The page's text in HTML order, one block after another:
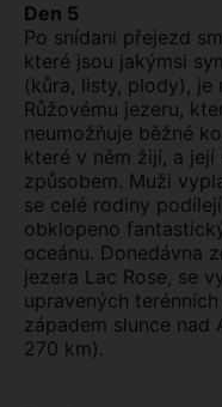
Den 5
Po snídani přejezd
které jsou jakýmsi
(kůra, listy, plody), je
Růžovému jezeru,
neumožňuje běžné
které v něm žijí, a
způsobem. Muži
se celé rodiny
obklopeno
oceánu. Donedávna
jezera Lac Rose, se
upravených
západem slunce nad
270 km).